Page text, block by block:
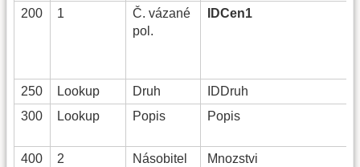
200 1
Č. vázané
pol.
IDCen1
250 Lookup Druh
IDDruh
300
Lookup Popis Popis
400 2 Násobitel Mnozstvi